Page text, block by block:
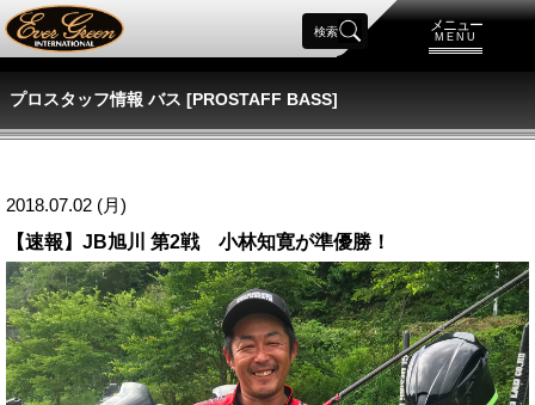
メニュー
MENU
検索
プロスタッフ情報 バス [PROSTAFF BASS]
2018.07.02 (月)
【速報】JB旭川 第2戦 小林知寛が準優勝！